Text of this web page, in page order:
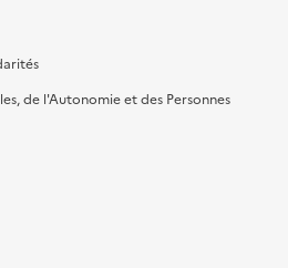
de l'Autonomie et des Personnes